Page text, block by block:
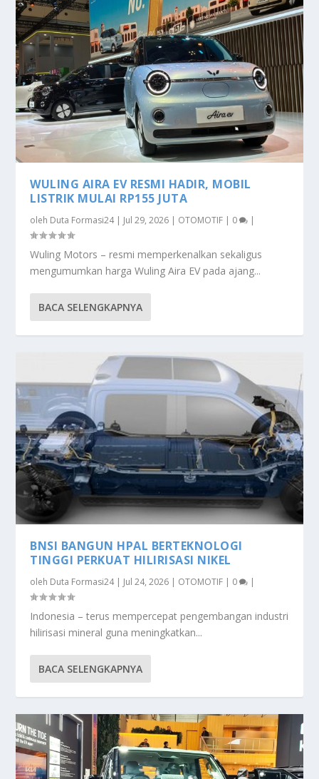
WULING AIRA EV RESMI HADIR, MOBIL
LISTRIK MULAI RP155 JUTA
oleh Duta Formasi24| Jul 29, 2026 | OTOMOTIF | 0 |
Wuling Motors – resmi memperkenalkan sekaligus
mengumumkan harga Wuling Aira EV pada ajang...
BACA SELENGKAPNYA
BNSI BANGUN HPAL BERTEKNOLOGI
TINGGI PERKUAT HILIRISASI NIKEL
oleh Duta Formasi24| Jul 24, 2026 | OTOMOTIF | 0 |
Indonesia – terus mempercepat pengembangan industri
hilirisasi mineral guna meningkatkan...
BACA SELENGKAPNYA